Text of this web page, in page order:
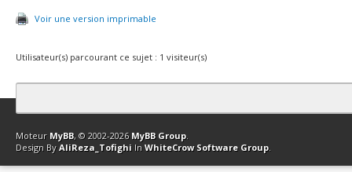
Voir une version imprimable
Utilisateur(s) parcourant ce sujet : 1 visiteur(s)
Contact Club Affiliation Retourner en haut Version bas-débit
Moteur MyBB, © 2002-2026 MyBB Group.
Design By AliReza_Tofighi In WhiteCrow Software Group.